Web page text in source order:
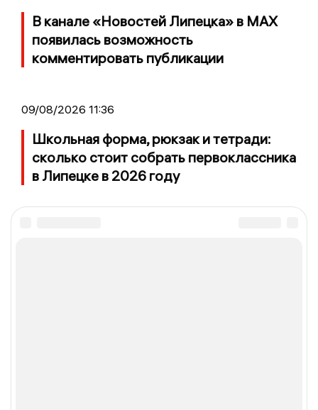
В канале «Новостей Липецка» в MAX
появилась возможность
комментировать публикации
09/08/2026 11:36
Школьная форма, рюкзак и тетради:
сколько стоит собрать первоклассника
в Липецке в 2026 году